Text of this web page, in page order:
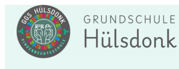
Inhalt
springen